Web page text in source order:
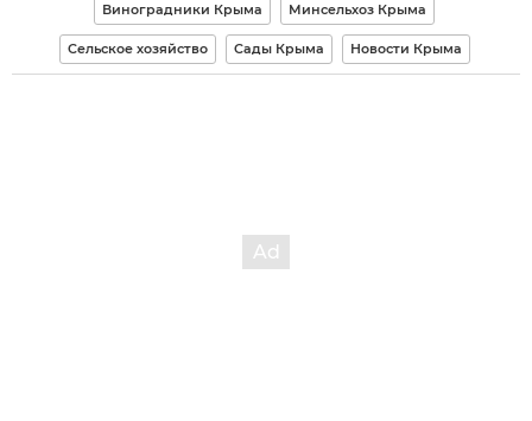
Виноградники Крыма Минсельхоз Крыма
Сельское хозяйство Сады Крыма Новости Крыма